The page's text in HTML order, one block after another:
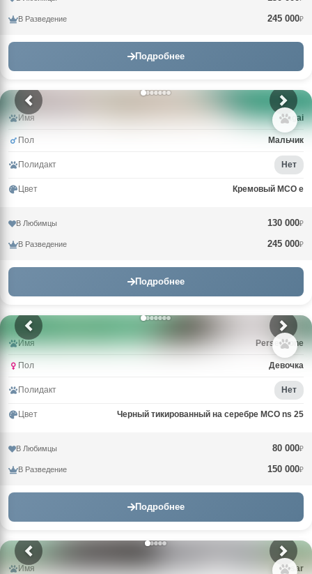
В Разведение 245 000₽
Подробнее
Имя Nagai
Пол Мальчик
Полидакт Нет
Цвет Кремовый MCO e
В Любимцы 130 000₽
В Разведение 245 000₽
Подробнее
Имя Persephone
Пол Девочка
Полидакт Нет
Цвет Черный тикированный на серебре MCO ns 25
В Любимцы 80 000₽
В Разведение 150 000₽
Подробнее
Имя Qasar